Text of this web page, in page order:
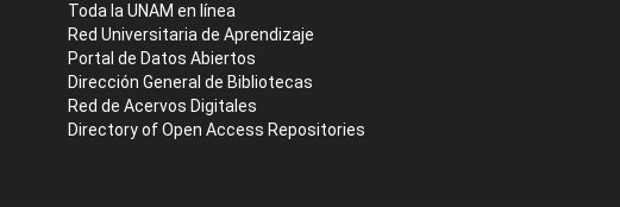
Toda la UNAM en línea
Red Universitaria de Aprendizaje
Portal de Datos Abiertos
Dirección General de Bibliotecas
Red de Acervos Digitales
Directory of Open Access Repositories